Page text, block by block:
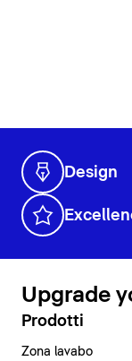
Design
Upgrade
Prodotti
Zona lavabo